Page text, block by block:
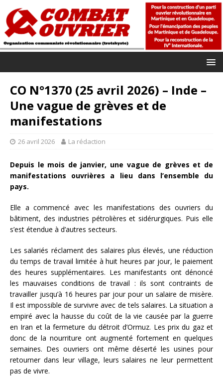
CO N°1370 (25 avril 2026) – Inde –
Une vague de grèves et de
manifestations
26 avril 2026 La rédaction
Depuis le mois de janvier, une vague de grèves et de
manifestations ouvrières a lieu dans l’ensemble du
pays.
Elle a commencé avec les manifestations des ouvriers du
bâtiment, des industries pétrolières et sidérurgiques. Puis elle
s’est étendue à d’autres secteurs.
Les salariés réclament des salaires plus élevés, une réduction
du temps de travail limitée à huit heures par jour, le paiement
des heures supplémentaires. Les manifestants ont dénoncé
les mauvaises conditions de travail : ils sont contraints de
travailler jusqu’à 16 heures par jour pour un salaire de misère.
Il est impossible de survivre avec de tels salaires. La situation a
empiré avec la hausse du coût de la vie causée par la guerre
en Iran et la fermeture du détroit d’Ormuz. Les prix du gaz et
donc de la nourriture ont augmenté fortement en quelques
semaines. Des ouvriers ont même déserté les usines pour
retourner dans leur village, leurs salaires ne leur permettent
pas de vivre.